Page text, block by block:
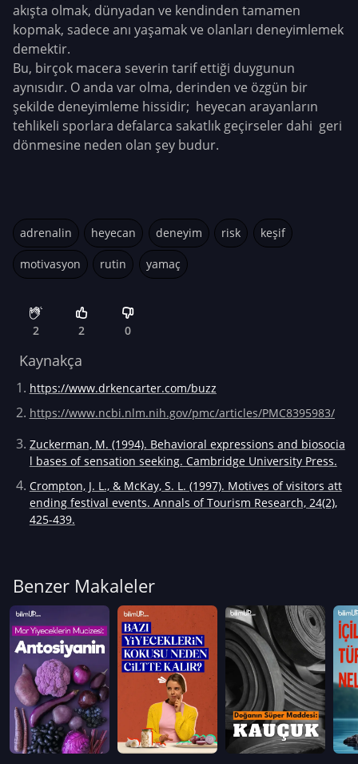
akışta olmak, dünyadan ve kendinden tamamen
kopmak, sadece anı yaşamak ve olanları deneyimlemek
demektir.
Bu, birçok macera severin tarif ettiği duygunun
aynısıdır. O anda var olma, derinden ve özgün bir
şekilde deneyimleme hissidir; heyecan arayanların
tehlikeli sporlara defalarca sakatlık geçirseler dahi geri
dönmesine neden olan şey budur.
adrenalin heyecan deneyim risk keşif
motivasyon rutin yamaç
2 2 0
Kaynakça
https://www.drkencarter.com/buzz
https://www.ncbi.nlm.nih.gov/pmc/articles/PMC8395983/
Zuckerman, M. (1994). Behavioral expressions and biosocia
l bases of sensation seeking. Cambridge University Press.
Crompton, J. L., & McKay, S. L. (1997). Motives of visitors att
ending festival events. Annals of Tourism Research, 24(2),
425-439.
Benzer Makaleler